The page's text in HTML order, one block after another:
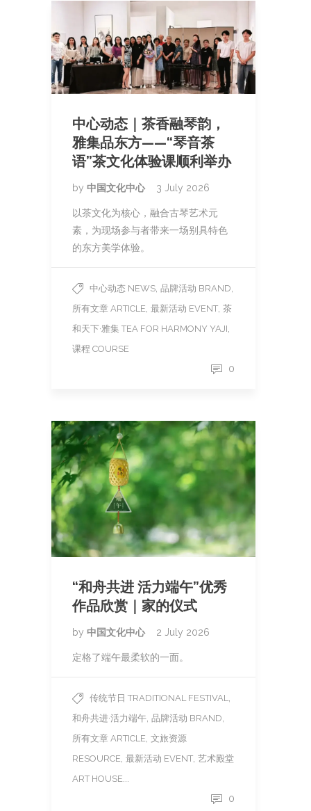
中心动态｜茶香融琴韵，
雅集品东方——“琴音茶
语”茶文化体验课顺利举办
by 中国文化中心 3 July 2026
以茶文化为核心，融合古琴艺术元
素，为现场参与者带来一场别具特色
的东方美学体验。
中心动态 NEWS, 品牌活动 BRAND,
所有文章 ARTICLE, 最新活动 EVENT, 茶
和天下·雅集 TEA FOR HARMONY YAJI,
课程 COURSE
0
“和舟共进 活力端午”优秀
作品欣赏｜家的仪式
by 中国文化中心 2 July 2026
定格了端午最柔软的一面。
传统节日 TRADITIONAL FESTIVAL,
和舟共进·活力端午, 品牌活动 BRAND,
所有文章 ARTICLE, 文旅资源
RESOURCE, 最新活动 EVENT, 艺术殿堂
ART HOUSE...
0